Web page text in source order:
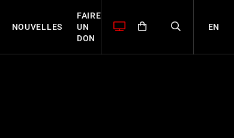
NOUVELLES
FAIRE
UN
DON
EN